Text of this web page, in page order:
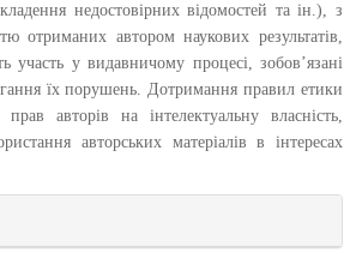
недостовірних відомостей та ін.), з
отриманих автором наукових результатів,
у видавничому процесі, зобов’язані
їх порушень. Дотримання правил етики
авторів на інтелектуальну власність,
авторських матеріалів в інтересах